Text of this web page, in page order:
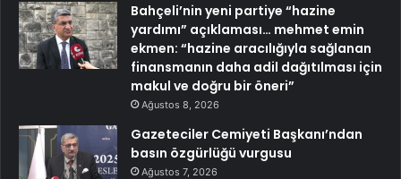
Bahçeli’nin yeni partiye “hazine
yardımı” açıklaması… mehmet emin
ekmen: “hazine aracılığıyla sağlanan
finansmanın daha adil dağıtılması için
makul ve doğru bir öneri”
Ağustos 8, 2026
Gazeteciler Cemiyeti Başkanı’ndan
basın özgürlüğü vurgusu
Ağustos 7, 2026